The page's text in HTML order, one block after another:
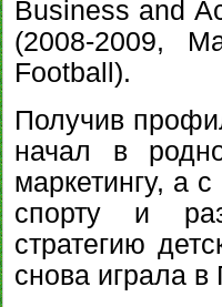
Business and
(2008-2009,
Football).
Получив
начал в
маркетингу, а
спорту и
стратегию
снова играла в